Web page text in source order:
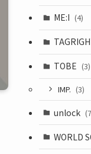
ME:I (4)
TOBE (3)
IMP. (3)
unlock
WORLD